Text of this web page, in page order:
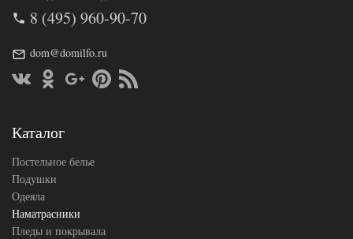
Артикул
4005
Размер
Наполнитель
Овечья
Производитель
8 (495) 960-90-70
dom@domilfo.ru
Каталог
Постельное белье
Подушки
Одеяла
Наматрасники
Пледы и покрывала